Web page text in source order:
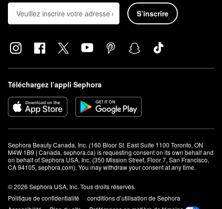
S’inscrire
Téléchargez l’appli Sephora
Sephora Beauty Canada, Inc. (160 Bloor St. East Suite 1100 Toronto, ON
M4W 1B9 | Canada, sephora.ca) is requesting consent on its own behalf and
on behalf of Sephora USA, Inc. (350 Mission Street, Floor 7, San Francisco,
CA 94105, sephora.com). You may withdraw your consent at any time.
© 2026 Sephora USA, Inc. Tous droits réservés.
Politique de confidentialité
conditions d’utilisation de Sephora